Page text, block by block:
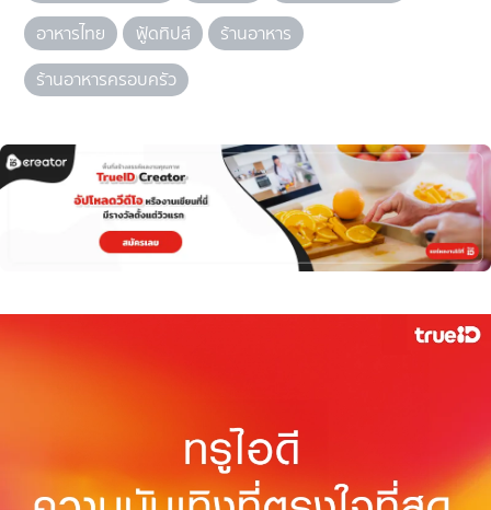
อาหารไทย
ฟู้ดทิปส์
ร้านอาหาร
ร้านอาหารครอบครัว